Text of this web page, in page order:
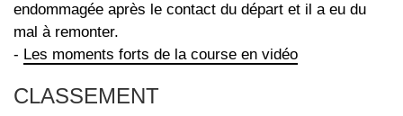
endommagée après le contact du départ et il a eu du
mal à remonter.
- Les moments forts de la course en vidéo
CLASSEMENT